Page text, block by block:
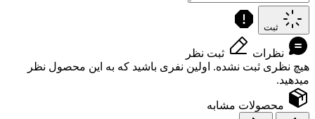
ثبت
نظرات
ثبت نظر
هیچ نظری ثبت نشده. اولین نفری باشید که به این محصول نظر
میدهید.
محصولات مشابه